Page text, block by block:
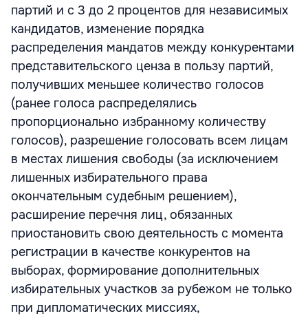
партий и с 3 до 2 процентов для независимых
кандидатов, изменение порядка
распределения мандатов между конкурентами
представительского ценза в пользу партий,
получивших меньшее количество голосов
(ранее голоса распределялись
пропорционально избранному количеству
голосов), разрешение голосовать всем лицам
в местах лишения свободы (за исключением
лишенных избирательного права
окончательным судебным решением),
расширение перечня лиц, обязанных
приостановить свою деятельность с момента
регистрации в качестве конкурентов на
выборах, формирование дополнительных
избирательных участков за рубежом не только
при дипломатических миссиях,